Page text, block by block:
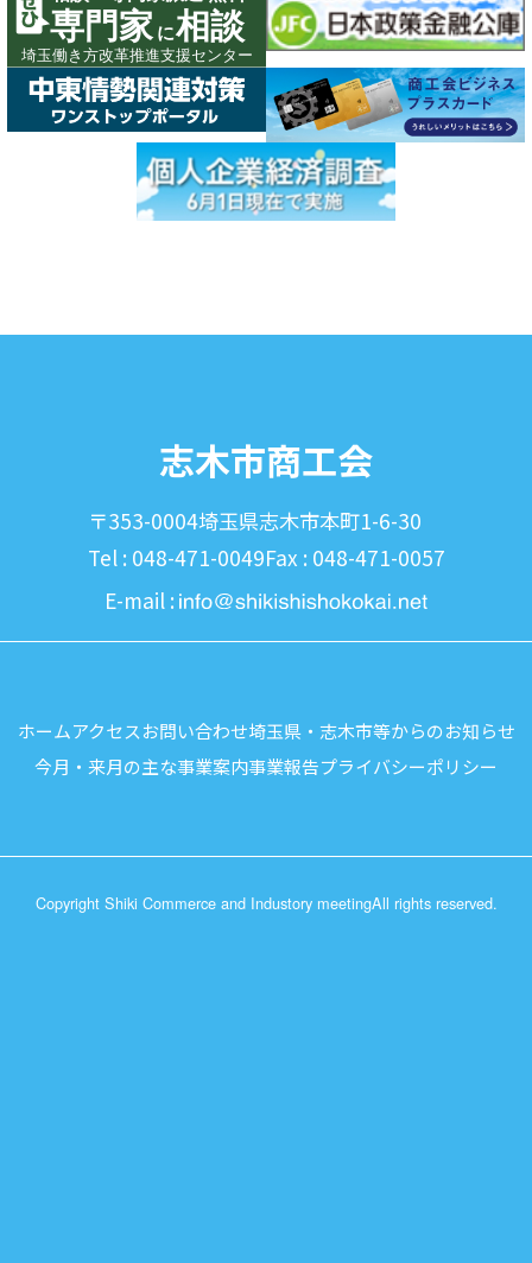
志木市商工会
〒353-0004埼玉県志木市本町1-6-30
Tel : 048-471-0049Fax : 048-471-0057
E-mail :
ホームアクセスお問い合わせ埼玉県・志木市等からのお知らせ
今月・来月の主な事業案内事業報告プライバシーポリシー
Copyright Shiki Commerce and Industory meetingAll rights reserved.